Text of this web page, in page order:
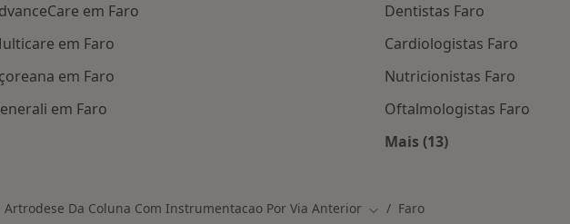
em Faro
em Faro
em Faro
em Faro
Dentistas Faro
Cardiologistas Faro
Nutricionistas Faro
Oftalmologistas Faro
Mais (13)
Artrodese Da Coluna Com Instrumentacao Por Via Anterior Mudar de cidade
Faro